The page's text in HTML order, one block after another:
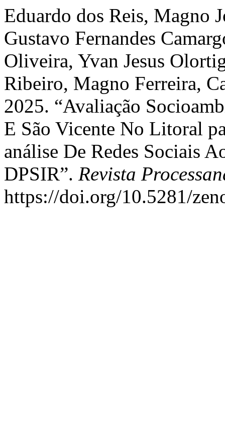
Eduardo dos Reis, Magno
Gustavo Fernandes
Oliveira, Yvan Jesus
Ribeiro, Magno Ferreira,
2025. “Avaliação
E São Vicente No Litoral
análise De Redes Sociais
DPSIR”. Revista
https://doi.org/10.5281/